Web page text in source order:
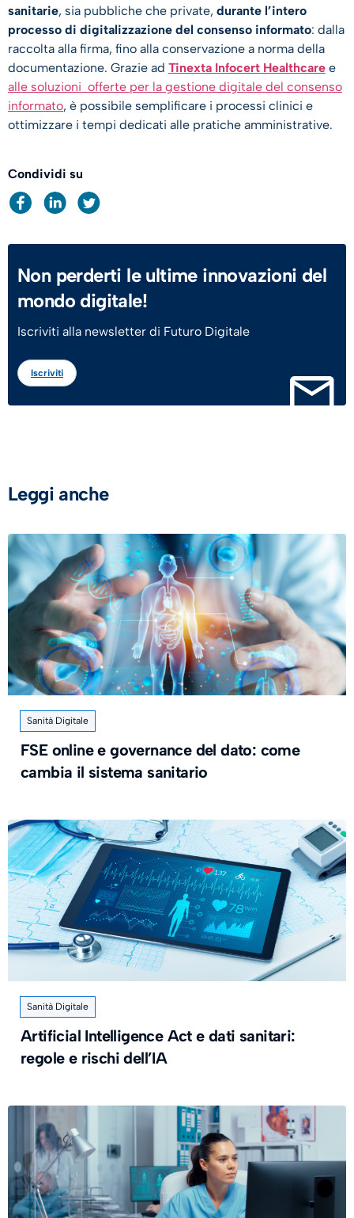
sanitarie, sia pubbliche che private, durante l’intero
processo di digitalizzazione del consenso informato: dalla
raccolta alla firma, fino alla conservazione a norma della
documentazione. Grazie ad Tinexta Infocert Healthcare e
alle soluzioni offerte per la gestione digitale del consenso
informato, è possibile semplificare i processi clinici e
ottimizzare i tempi dedicati alle pratiche amministrative.
Condividi su
Non perderti le ultime innovazioni del
mondo digitale!
Iscriviti alla newsletter di Futuro Digitale
Iscriviti
Leggi anche
Sanità Digitale
FSE online e governance del dato: come
cambia il sistema sanitario
Sanità Digitale
Artificial Intelligence Act e dati sanitari:
regole e rischi dell’IA